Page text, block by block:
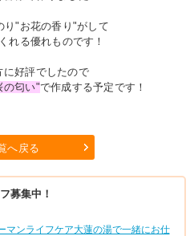
り"お花の香り"がして
れる優れものです！
に好評でしたので
の匂い"で作成する予定です！
へ戻る
募集中！
マンライフケア大蓮の湯で一緒にお仕